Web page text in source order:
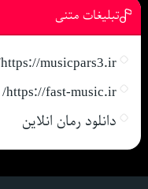
تبلیغات متنی
https://musicpars3.ir/
https://fast-music.ir/
دانلود رمان انلاین